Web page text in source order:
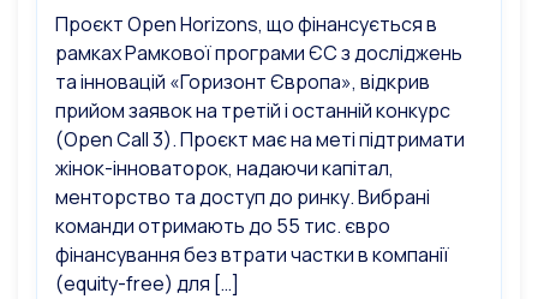
Проєкт Open Horizons, що фінансується в
рамках Рамкової програми ЄС з досліджень
та інновацій «Горизонт Європа», відкрив
прийом заявок на третій і останній конкурс
(Open Call 3). Проєкт має на меті підтримати
жінок-інноваторок, надаючи капітал,
менторство та доступ до ринку. Вибрані
команди отримають до 55 тис. євро
фінансування без втрати частки в компанії
(equity-free) для […]